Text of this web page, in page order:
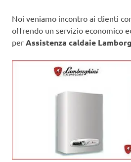
Noi veniamo incontro ai clienti
offrendo un servizio economico
per Assistenza caldaie